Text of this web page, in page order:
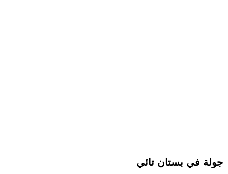
جولة في بستان تائي